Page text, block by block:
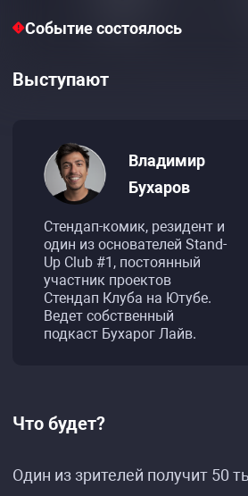
Событие состоялось
Выступают
Владимир
Бухаров
Стендап-комик, резидент и
один из основателей Stand-
Up Club #1, постоянный
участник проектов
Стендап Клуба на Ютубе.
Ведет собственный
подкаст Бухарог Лайв.
Что будет?
Один из зрителей получит 50